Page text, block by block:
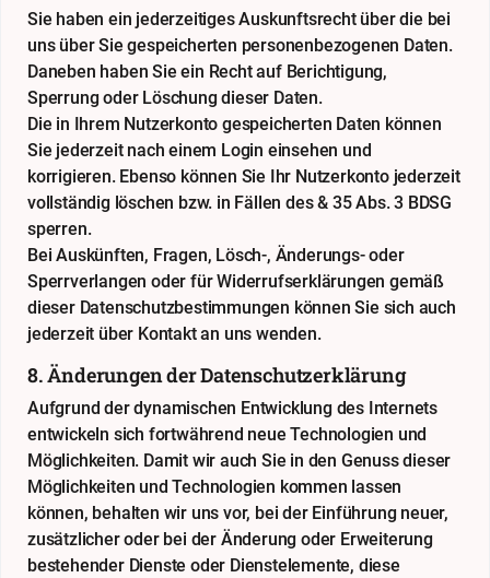
Sie haben ein jederzeitiges Auskunftsrecht über die bei
uns über Sie gespeicherten personenbezogenen Daten.
Daneben haben Sie ein Recht auf Berichtigung,
Sperrung oder Löschung dieser Daten.
Die in Ihrem Nutzerkonto gespeicherten Daten können
Sie jederzeit nach einem Login einsehen und
korrigieren. Ebenso können Sie Ihr Nutzerkonto jederzeit
vollständig löschen bzw. in Fällen des & 35 Abs. 3 BDSG
sperren.
Bei Auskünften, Fragen, Lösch-, Änderungs- oder
Sperrverlangen oder für Widerrufserklärungen gemäß
dieser Datenschutzbestimmungen können Sie sich auch
jederzeit über Kontakt an uns wenden.
8. Änderungen der Datenschutzerklärung
Aufgrund der dynamischen Entwicklung des Internets
entwickeln sich fortwährend neue Technologien und
Möglichkeiten. Damit wir auch Sie in den Genuss dieser
Möglichkeiten und Technologien kommen lassen
können, behalten wir uns vor, bei der Einführung neuer,
zusätzlicher oder bei der Änderung oder Erweiterung
bestehender Dienste oder Dienstelemente, diese